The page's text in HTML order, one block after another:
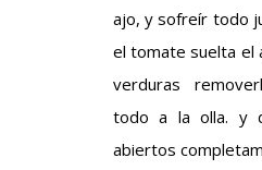
ajo, y sofreír todo
el tomate suelta el
verduras
todo a la olla. y
abiertos